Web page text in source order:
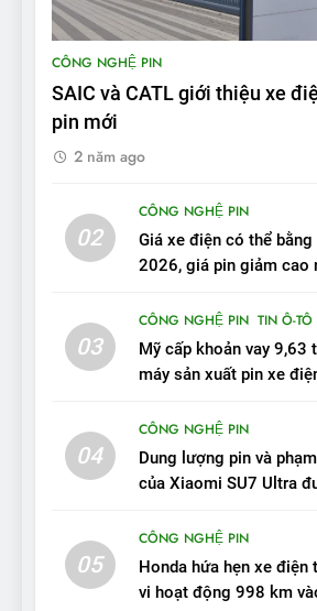
9
BYD Seal 06
chất lượng
ĐÁNH GIÁ XE
10
VinFast VF 7
hẳn xe xăng”
ĐÁNH GIÁ XE
Người dùng
VinFast VF7:
đồng
12
VinFast VF7 –
ĐÁNH GIÁ XE
CÔNG NGHỆ PIN
SAIC và CATL giới thiệu xe
pin mới
2 năm ago
02
CÔNG NGHỆ PIN
Giá xe điện có thể
2026, giá pin giảm cao
03
CÔNG NGHỆ PIN TIN Ô-
Mỹ cấp khoản vay 9,63
máy sản xuất pin xe
04
CÔNG NGHỆ PIN
Dung lượng pin và
của Xiaomi SU7 Ultra
05
CÔNG NGHỆ PIN
Honda hứa hẹn xe điện
vi hoạt động 998 km